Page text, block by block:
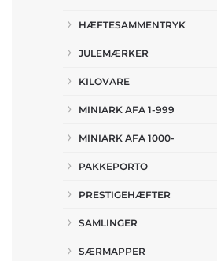
HÆFTESAMMENTRYK
JULEMÆRKER
KILOVARE
MINIARK AFA 1-999
MINIARK AFA 1000-
PAKKEPORTO
PRESTIGEHÆFTER
SAMLINGER
SÆRMAPPER